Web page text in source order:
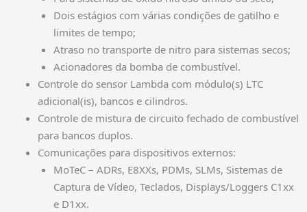
Dois estágios com várias condições de gatilho e
limites de tempo;
Atraso no transporte de nitro para sistemas secos;
Acionadores da bomba de combustível.
Controle do sensor Lambda com módulo(s) LTC
adicional(is), bancos e cilindros.
Controle de mistura de circuito fechado de combustível
para bancos duplos.
Comunicações para dispositivos externos:
MoTeC – ADRs, E8XXs, PDMs, SLMs, Sistemas de
Captura de Vídeo, Teclados, Displays/Loggers C1xx
e D1xx.